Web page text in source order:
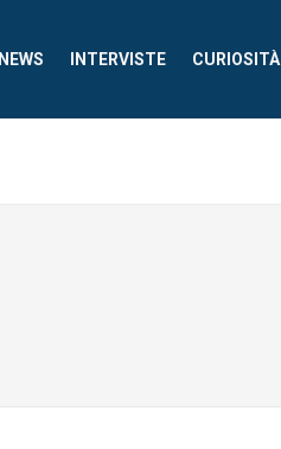
NEWS INTERVISTE CURIOSITÀ